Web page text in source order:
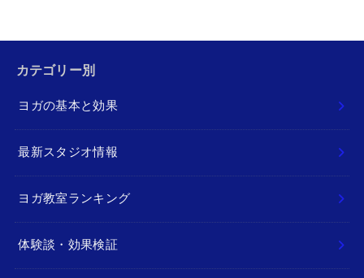
カテゴリー別
ヨガの基本と効果
最新スタジオ情報
ヨガ教室ランキング
体験談・効果検証